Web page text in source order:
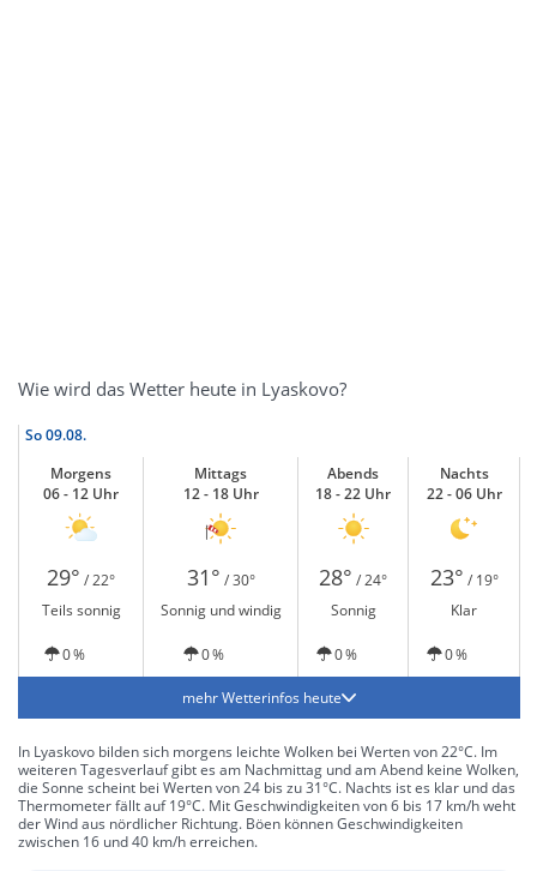
Wie wird das Wetter heute in Lyaskovo?
So09.08.
Morgens
06 - 12 Uhr
Mittags
12 - 18 Uhr
Abends
18 - 22 Uhr
Nachts
22 - 06 Uhr
29° / 22° 31° / 30° 28° / 24° 23° / 19°
Teils sonnig
Sonnig und windig Sonnig Klar
0 % 0 % 0 % 0 %
mehr Wetterinfos heute
In Lyaskovo bilden sich morgens leichte Wolken bei Werten von 22°C. Im
weiteren Tagesverlauf gibt es am Nachmittag und am Abend keine Wolken,
die Sonne scheint bei Werten von 24 bis zu 31°C. Nachts ist es klar und das
Thermometer fällt auf 19°C. Mit Geschwindigkeiten von 6 bis 17 km/h weht
der Wind aus nördlicher Richtung. Böen können Geschwindigkeiten
zwischen 16 und 40 km/h erreichen.